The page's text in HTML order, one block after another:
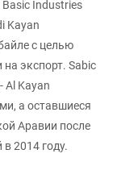
Basic Industries
Kayan
с целью
экспорт. Sabic
Al Kayan
а оставшиеся
Аравии после
2014 году.